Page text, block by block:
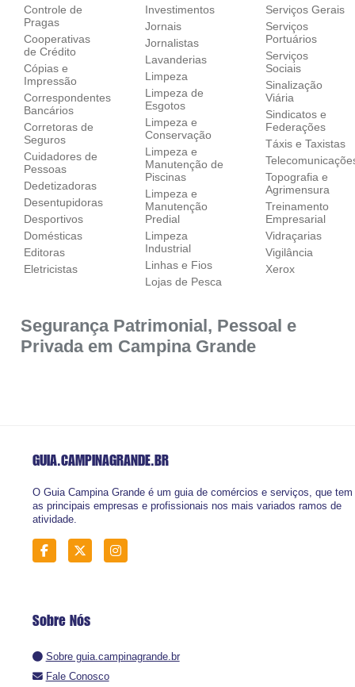
Controle de
Pragas
Cooperativas
de Crédito
Cópias e
Impressão
Correspondentes
Bancários
Corretoras de
Seguros
Cuidadores de
Pessoas
Dedetizadoras
Desentupidoras
Desportivos
Domésticas
Editoras
Eletricistas
Investimentos
Jornais
Jornalistas
Lavanderias
Limpeza
Limpeza de
Esgotos
Limpeza e
Conservação
Limpeza e
Manutenção de
Piscinas
Limpeza e
Manutenção
Predial
Limpeza
Industrial
Linhas e Fios
Lojas de Pesca
Serviços Gerais
Serviços
Portuários
Serviços
Sociais
Sinalização
Viária
Sindicatos e
Federações
Táxis e Taxistas
Topografia e
Agrimensura
Treinamento
Empresarial
Vidraçarias
Vigilância
Xerox
Segurança Patrimonial, Pessoal e
Privada em Campina Grande
GUIA.CAMPINAGRANDE.BR
O Guia Campina Grande é um guia de comércios e serviços, que tem
as principais empresas e profissionais nos mais variados ramos de
atividade.
Sobre Nós
Sobre guia.campinagrande.br
Fale Conosco